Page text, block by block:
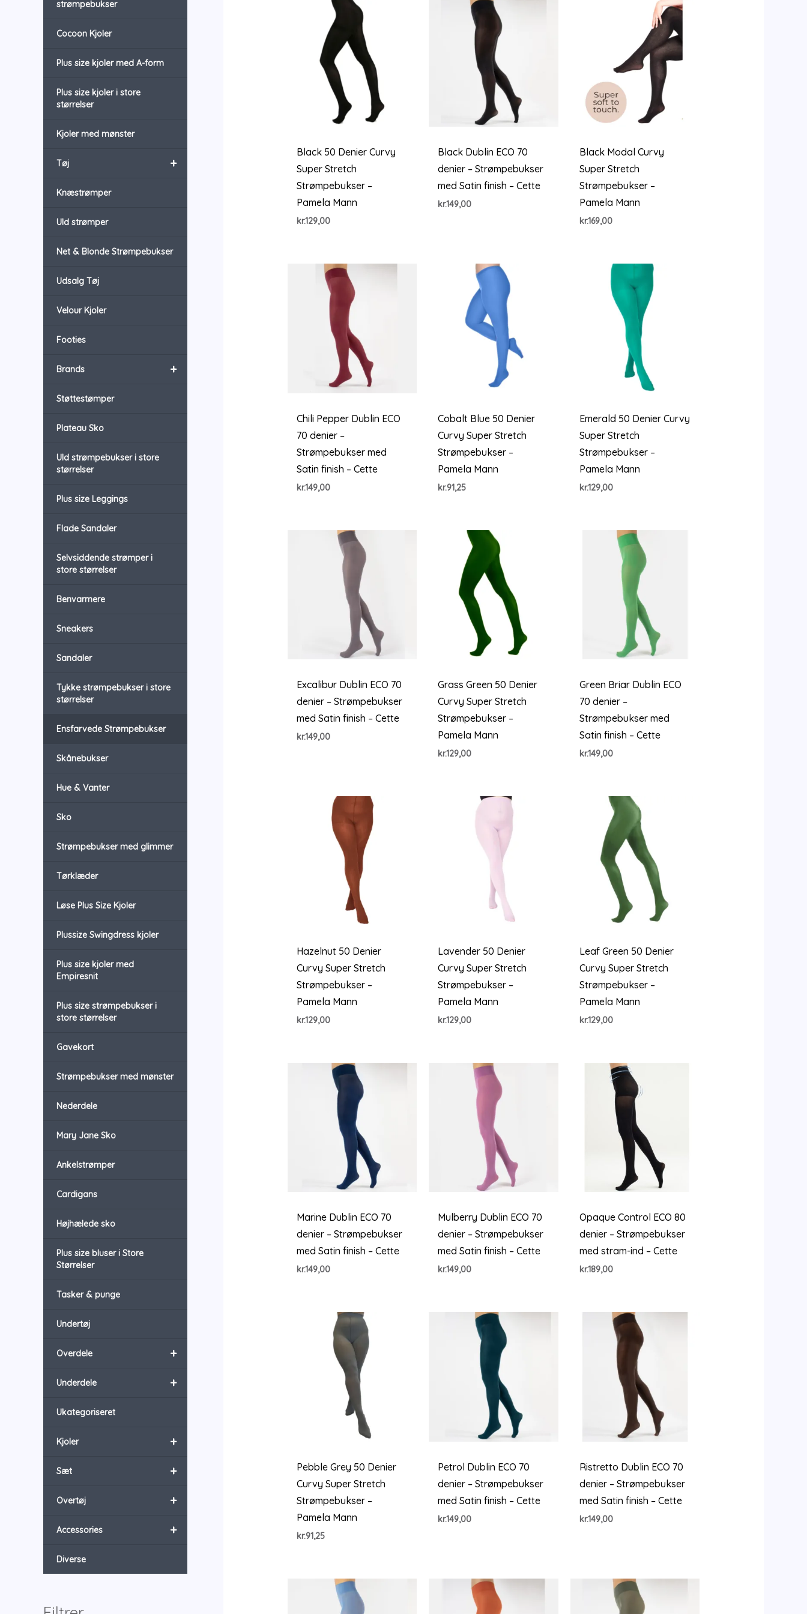
strømpebukser
Cocoon Kjoler
Plus size kjoler med A-form
Plus size kjoler i store
størrelser
Kjoler med mønster
+
Tøj
Knæstrømper
Uld strømper
Net & Blonde Strømpebukser
Udsalg Tøj
Velour Kjoler
Footies
+
Brands
Støttestømper
Plateau Sko
Uld strømpebukser i store
størrelser
Plus size Leggings
Flade Sandaler
Selvsiddende strømper i
store størrelser
Benvarmere
Sneakers
Sandaler
Tykke strømpebukser i store
størrelser
Ensfarvede Strømpebukser
Skånebukser
Hue & Vanter
Sko
Strømpebukser med glimmer
Tørklæder
Løse Plus Size Kjoler
Plussize Swingdress kjoler
Plus size kjoler med
Empiresnit
Plus size strømpebukser i
store størrelser
Gavekort
Strømpebukser med mønster
Nederdele
Mary Jane Sko
Ankelstrømper
Cardigans
Højhælede sko
Plus size bluser i Store
Størrelser
Tasker & punge
Undertøj
+
Overdele
+
Underdele
Ukategoriseret
+
Kjoler
+
Sæt
+
Overtøj
+
Accessories
Diverse
Black 50 Denier Curvy
Super Stretch
Strømpebukser –
Pamela Mann
kr.129,00
Black Dublin ECO 70
denier – Strømpebukser
med Satin finish – Cette
kr.149,00
Black Modal Curvy
Super Stretch
Strømpebukser –
Pamela Mann
kr.169,00
Chili Pepper Dublin ECO
70 denier –
Strømpebukser med
Satin finish – Cette
kr.149,00
Cobalt Blue 50 Denier
Curvy Super Stretch
Strømpebukser –
Pamela Mann
kr.91,25
Emerald 50 Denier Curvy
Super Stretch
Strømpebukser –
Pamela Mann
kr.129,00
Excalibur Dublin ECO 70
denier – Strømpebukser
med Satin finish – Cette
kr.149,00
Grass Green 50 Denier
Curvy Super Stretch
Strømpebukser –
Pamela Mann
kr.129,00
Green Briar Dublin ECO
70 denier –
Strømpebukser med
Satin finish – Cette
kr.149,00
Hazelnut 50 Denier
Curvy Super Stretch
Strømpebukser –
Pamela Mann
kr.129,00
Lavender 50 Denier
Curvy Super Stretch
Strømpebukser –
Pamela Mann
kr.129,00
Leaf Green 50 Denier
Curvy Super Stretch
Strømpebukser –
Pamela Mann
kr.129,00
Marine Dublin ECO 70
denier – Strømpebukser
med Satin finish – Cette
kr.149,00
Mulberry Dublin ECO 70
denier – Strømpebukser
med Satin finish – Cette
kr.149,00
Opaque Control ECO 80
denier – Strømpebukser
med stram-ind – Cette
kr.189,00
Pebble Grey 50 Denier
Curvy Super Stretch
Strømpebukser –
Pamela Mann
kr.91,25
Petrol Dublin ECO 70
denier – Strømpebukser
med Satin finish – Cette
kr.149,00
Ristretto Dublin ECO 70
denier – Strømpebukser
med Satin finish – Cette
kr.149,00